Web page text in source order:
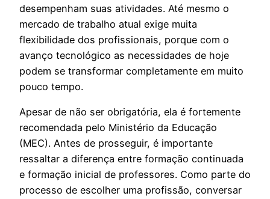
desempenham suas atividades. Até mesmo o
mercado de trabalho atual exige muita
flexibilidade dos profissionais, porque com o
avanço tecnológico as necessidades de hoje
podem se transformar completamente em muito
pouco tempo.
Apesar de não ser obrigatória, ela é fortemente
recomendada pelo Ministério da Educação
(MEC). Antes de prosseguir, é importante
ressaltar a diferença entre formação continuada
e formação inicial de professores. Como parte do
processo de escolher uma profissão, conversar